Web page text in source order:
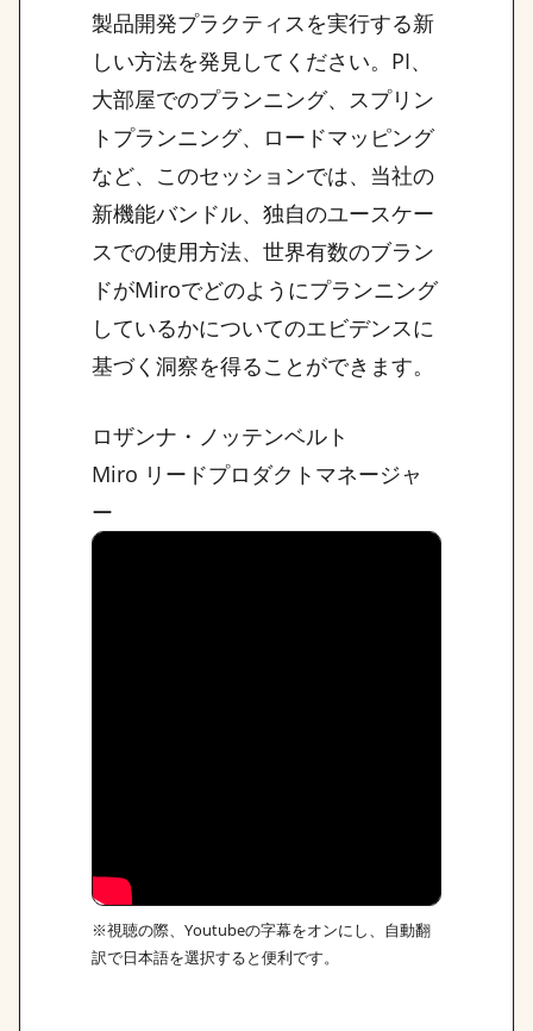
製品開発プラクティスを実行する新
しい方法を発見してください。PI、
大部屋でのプランニング、スプリン
トプランニング、ロードマッピング
など、このセッションでは、当社の
新機能バンドル、独自のユースケー
スでの使用方法、世界有数のブラン
ドがMiroでどのようにプランニング
しているかについてのエビデンスに
基づく洞察を得ることができます。
ロザンナ・ノッテンベルト
Miro リードプロダクトマネージャ
ー
※視聴の際、Youtubeの字幕をオンにし、自動翻
訳で日本語を選択すると便利です。